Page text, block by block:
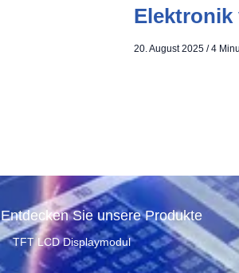
Elektronik
20. August 2025 /4
Entdecken Sie unsere Produkte
TFT LCD Displaymodul